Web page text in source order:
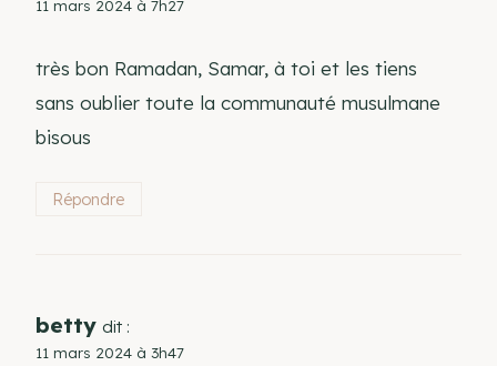
11 mars 2024 à 7h27
très bon Ramadan, Samar, à toi et les tiens
sans oublier toute la communauté musulmane
bisous
Répondre
betty dit :
11 mars 2024 à 3h47